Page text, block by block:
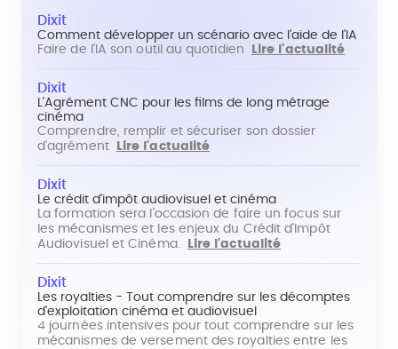
Dixit
Comment développer un scénario avec l'aide de l'IA
Faire de l'IA son outil au quotidien
Lire l'actualité
Dixit
L'Agrément CNC pour les films de long métrage
cinéma
Comprendre, remplir et sécuriser son dossier
d'agrément
Lire l'actualité
Dixit
Le crédit d'impôt audiovisuel et cinéma
La formation sera l'occasion de faire un focus sur
les mécanismes et les enjeux du Crédit d'Impôt
Audiovisuel et Cinéma.
Lire l'actualité
Dixit
Les royalties - Tout comprendre sur les décomptes
d'exploitation cinéma et audiovisuel
4 journées intensives pour tout comprendre sur les
mécanismes de versement des royalties entre les